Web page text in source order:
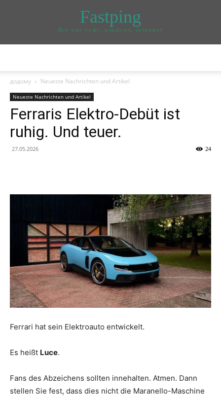
Fastping
Все про софт, windows, інтернет
додому Neueste Nachrichten und Artikel
Neueste Nachrichten und Artikel
Ferraris Elektro-Debüt ist
ruhig. Und teuer.
27.05.2026 24
Ferrari hat sein Elektroauto entwickelt.
Es heißt Luce.
Fans des Abzeichens sollten innehalten. Atmen. Dann
stellen Sie fest, dass dies nicht die Maranello-Maschine